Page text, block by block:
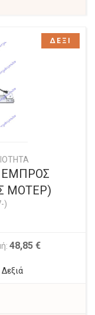
ΕΜΠΡΟΣ
ΜΟΤΕΡ)
)
48,85 €
Δεξιά
ΔΕΞΙ